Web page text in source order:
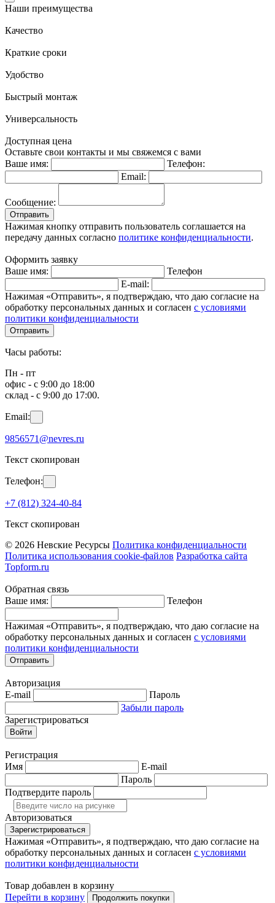
Наши преимущества
Качество
Краткие сроки
Удобство
Быстрый монтаж
Универсальность
Доступная цена
Оставьте свои контакты и мы свяжемся с вами
Ваше имя:
Телефон:
Email:
Сообщение:
Отправить
Нажимая кнопку отправить пользователь соглашается на
передачу данных согласно политике конфиденциальности.
Оформить заявку
Ваше имя:
Телефон
E-mail:
Нажимая «Отправить», я подтверждаю, что даю согласие на
обработку персональных данных и согласен с условиями
политики конфиденциальности
Отправить
Часы работы:
Пн - пт
офис - с 9:00 до 18:00
склад - с 9:00 до 17:00.
Email:
9856571@nevres.ru
Текст скопирован
Телефон:
+7 (812) 324-40-84
Текст скопирован
© 2026 Невские Ресурсы Политика конфиденциальности
Политика использования cookie-файлов Разработка сайта
Topform.ru
Обратная связь
Ваше имя:
Телефон
Нажимая «Отправить», я подтверждаю, что даю согласие на
обработку персональных данных и согласен с условиями
политики конфиденциальности
Отправить
Авторизация
E-mail
Пароль
Забыли пароль
Зарегистрироваться
Войти
Регистрация
Имя
E-mail
Пароль
Подтвердите пароль
Авторизоваться
Зарегистрироваться
Нажимая «Отправить», я подтверждаю, что даю согласие на
обработку персональных данных и согласен с условиями
политики конфиденциальности
Товар добавлен в корзину
Перейти в корзину
Продолжить покупки